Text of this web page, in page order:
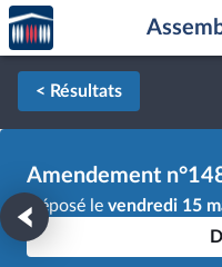
Aller au contenu
Aller en bas de la page
Accèder
à la
page
d'accueil
< Résultats
Amendement
Déposé le vendredi 15